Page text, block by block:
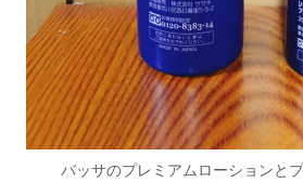
バッサのプレミアムローションと